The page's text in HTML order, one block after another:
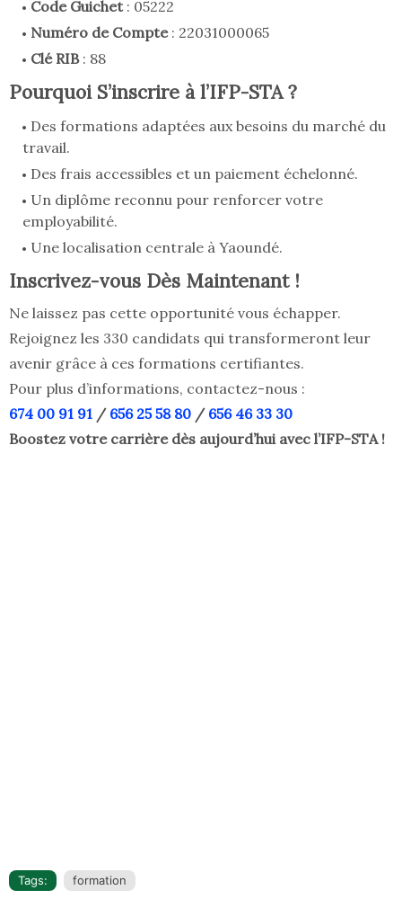
Code Guichet: 05222
Numéro de Compte: 22031000065
Clé RIB: 88
Pourquoi S’inscrire à l’IFP-STA ?
Des formations adaptées aux besoins du marché du
travail.
Des frais accessibles et un paiement échelonné.
Un diplôme reconnu pour renforcer votre
employabilité.
Une localisation centrale à Yaoundé.
Inscrivez-vous Dès Maintenant !
Ne laissez pas cette opportunité vous échapper.
Rejoignez les 330 candidats qui transformeront leur
avenir grâce à ces formations certifiantes.
Pour plus d’informations, contactez-nous :
674 00 91 91 / 656 25 58 80 / 656 46 33 30
Boostez votre carrière dès aujourd’hui avec l’IFP-STA !
Tags: formation